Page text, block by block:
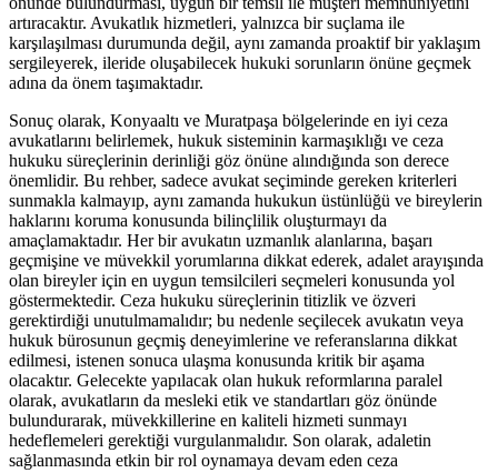
artıracaktır. Avukatlık hizmetleri, yalnızca bir suçlama ile
karşılaşılması durumunda değil, aynı zamanda proaktif bir yaklaşım
sergileyerek, ileride oluşabilecek hukuki sorunların önüne geçmek
adına da önem taşımaktadır.
Sonuç olarak, Konyaaltı ve Muratpaşa bölgelerinde en iyi ceza
avukatlarını belirlemek, hukuk sisteminin karmaşıklığı ve ceza
hukuku süreçlerinin derinliği göz önüne alındığında son derece
önemlidir. Bu rehber, sadece avukat seçiminde gereken kriterleri
sunmakla kalmayıp, aynı zamanda hukukun üstünlüğü ve bireylerin
haklarını koruma konusunda bilinçlilik oluşturmayı da
amaçlamaktadır. Her bir avukatın uzmanlık alanlarına, başarı
geçmişine ve müvekkil yorumlarına dikkat ederek, adalet arayışında
olan bireyler için en uygun temsilcileri seçmeleri konusunda yol
göstermektedir. Ceza hukuku süreçlerinin titizlik ve özveri
gerektirdiği unutulmamalıdır; bu nedenle seçilecek avukatın veya
hukuk bürosunun geçmiş deneyimlerine ve referanslarına dikkat
edilmesi, istenen sonuca ulaşma konusunda kritik bir aşama
olacaktır. Gelecekte yapılacak olan hukuk reformlarına paralel
olarak, avukatların da mesleki etik ve standartları göz önünde
bulundurarak, müvekkillerine en kaliteli hizmeti sunmayı
hedeflemeleri gerektiği vurgulanmalıdır. Son olarak, adaletin
sağlanmasında etkin bir rol oynamaya devam eden ceza